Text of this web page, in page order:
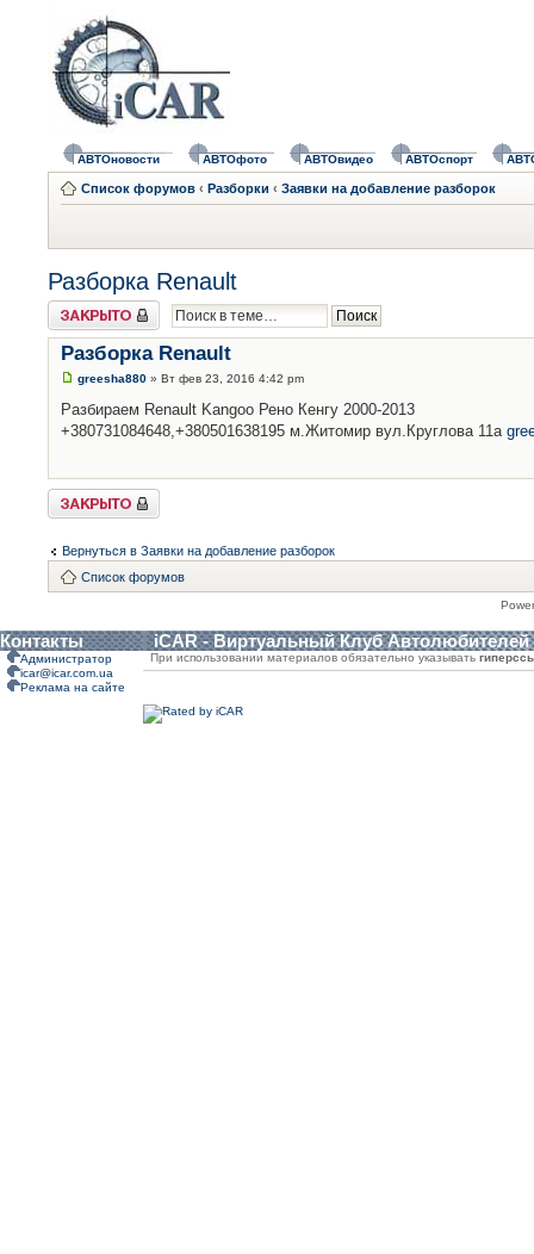
АВТОновости АВТОфото АВТОвидео АВТОспорт
Список форумов ‹ Разборки ‹ Заявки на добавление разборок
Разборка Renault
Закрыто
Разборка Renault
greesha880 » Вт фев 23, 2016 4:42 pm
Разбираем Renault Kangoo Рено Кенгу 2000-2013
+380731084648,+380501638195 м.Житомир вул.Круглова 11а
Закрыто
Вернуться в Заявки на добавление разборок
Список форумов
Контакты iCAR - Виртуальный Клуб Автолюбителей
Администратор
icar@icar.com.ua
Реклама на сайте
При использовании материалов обязательно указывать